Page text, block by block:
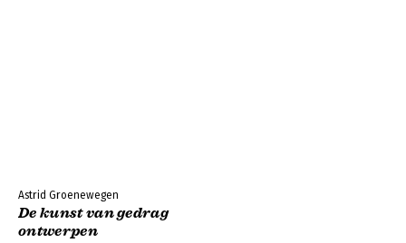
Astrid Groenewegen
De kunst van gedrag
ontwerpen